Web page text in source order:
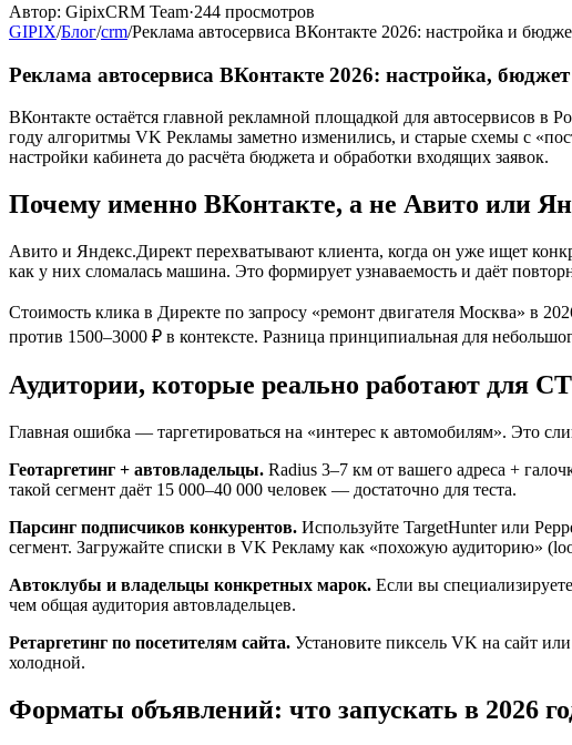
Автор: GipixCRM Team·244 просмотров
GIPIX/Блог/crm/Реклама автосервиса ВКонтакте 2026: настройка и
Реклама автосервиса ВКонтакте 2026: настройка,
ВКонтакте остаётся главной рекламной площадкой для автосервисов в
году алгоритмы VK Рекламы заметно изменились, и старые схемы с
настройки кабинета до расчёта бюджета и обработки входящих заявок.
Почему именно ВКонтакте, а не Авито или
Авито и Яндекс.Директ перехватывают клиента, когда он уже ищет
как у них сломалась машина. Это формирует узнаваемость и даёт
Стоимость клика в Директе по запросу «ремонт двигателя Москва» в
против 1500–3000 ₽ в контексте. Разница принципиальная для
Аудитории, которые реально работают для
Главная ошибка — таргетироваться на «интерес к автомобилям». Это
Геотаргетинг + автовладельцы. Radius 3–7 км от вашего адреса +
такой сегмент даёт 15 000–40 000 человек — достаточно для теста.
Парсинг подписчиков конкурентов. Используйте TargetHunter или
сегмент. Загружайте списки в VK Рекламу как «похожую аудиторию»
Автоклубы и владельцы конкретных марок. Если вы
чем общая аудитория автовладельцев.
Ретаргетинг по посетителям сайта. Установите пиксель VK на сайт
холодной.
Форматы объявлений: что запускать в 2026